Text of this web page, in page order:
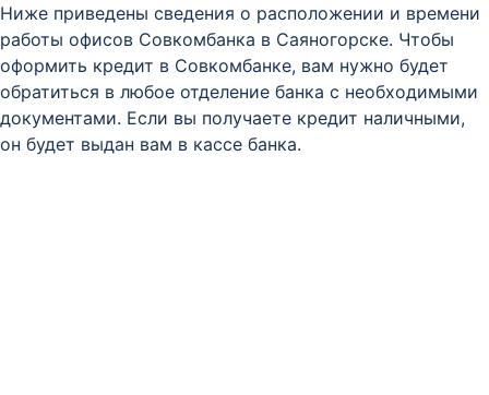
Ниже приведены сведения о расположении и времени
работы офисов Совкомбанка в Саяногорске. Чтобы
оформить кредит в Совкомбанке, вам нужно будет
обратиться в любое отделение банка с необходимыми
документами. Если вы получаете кредит наличными,
он будет выдан вам в кассе банка.